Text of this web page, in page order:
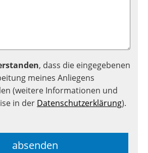
, dass die eingegebenen
meines Anliegens
(weitere Informationen und
in der Datenschutzerklärung).
absenden